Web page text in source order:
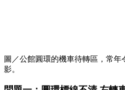
圖／公館圓環的機車待轉區，常
影。